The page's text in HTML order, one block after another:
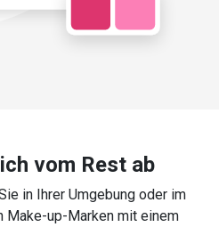
vom Rest ab
in Ihrer Umgebung oder im
Make-up-Marken mit einem